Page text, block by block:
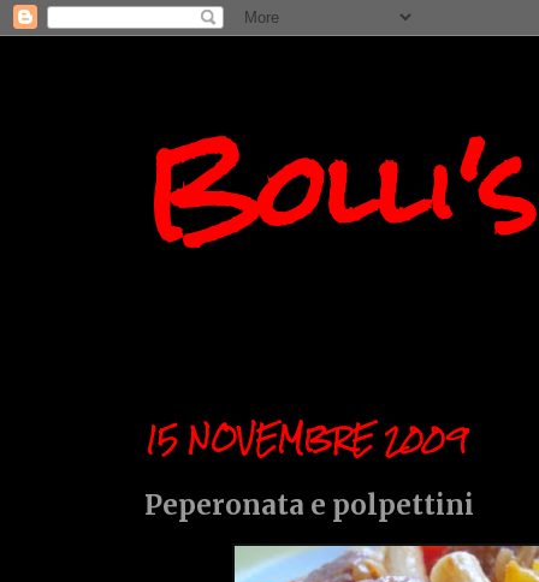
15 NOVEMBRE 2009
Peperonata e polpettini